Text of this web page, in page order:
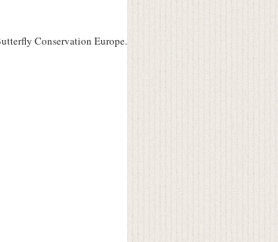
Conservation Europe.